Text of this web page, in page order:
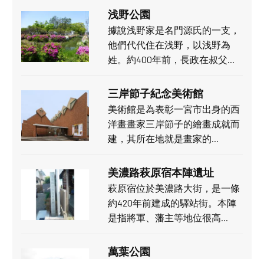
浅野公園
據說浅野家是名門源氏的一支，
他們代代住在浅野，以浅野為
姓。約400年前，長政在叔父…
三岸節子紀念美術館
美術館是為表彰一宮市出身的西
洋畫畫家三岸節子的繪畫成就而
建，其所在地就是畫家的…
美濃路萩原宿本陣遺址
萩原宿位於美濃路大街，是一條
約420年前建成的驛站街。本陣
是指將軍、藩主等地位很高…
萬葉公園